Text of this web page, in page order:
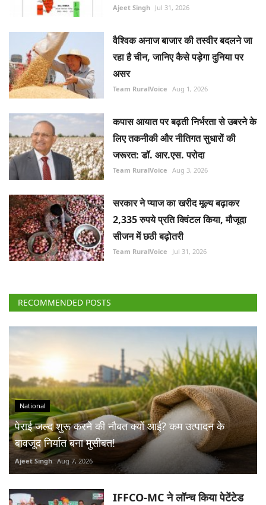
Ajeet Singh Jul 31, 2026
वैश्विक अनाज बाजार की तस्वीर बदलने जा
रहा है चीन, जानिए कैसे पड़ेगा दुनिया पर
असर
Team RuralVoice Aug 1, 2026
कपास आयात पर बढ़ती निर्भरता से उबरने के
लिए तकनीकी और नीतिगत सुधारों की
जरूरत: डॉ. आर.एस. परोदा
Team RuralVoice Aug 3, 2026
सरकार ने प्याज का खरीद मूल्य बढ़ाकर
2,335 रुपये प्रति क्विंटल किया, मौजूदा
सीजन में छठी बढ़ोतरी
Team RuralVoice Jul 31, 2026
RECOMMENDED POSTS
National
पेराई जल्द शुरू करने की नौबत क्यों आई? कम उत्पादन के
बावजूद निर्यात बना मुसीबत!
Ajeet Singh Aug 7, 2026
IFFCO-MC ने लॉन्च किया पेटेंटेड